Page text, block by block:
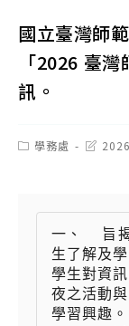
國立臺灣師
「2026 臺
訊。
Post學務處
Post
一、  旨揭
生了解及
學生對資
夜之活動
學習興趣。